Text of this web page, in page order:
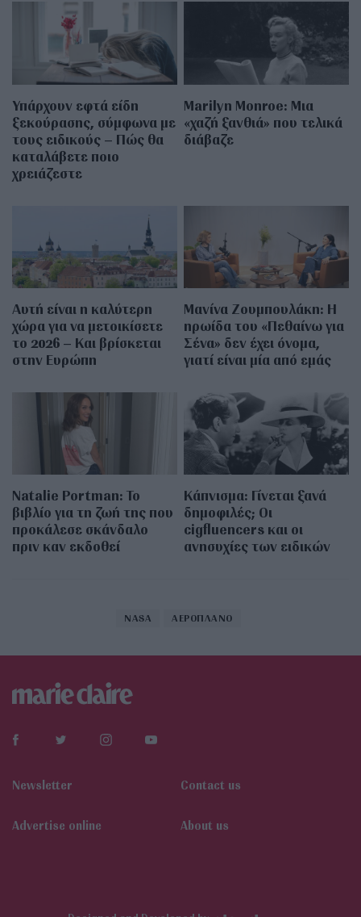
Υπάρχουν εφτά είδη
ξεκούρασης, σύμφωνα με
τους ειδικούς – Πώς θα
καταλάβετε ποιο
χρειάζεστε
Marilyn Monroe: Μια
«χαζή ξανθιά» που τελικά
διάβαζε
Αυτή είναι η καλύτερη
χώρα για να μετοικίσετε
το 2026 – Και βρίσκεται
στην Ευρώπη
Μανίνα Ζουμπουλάκη: H
ηρωίδα του «Πεθαίνω για
Σένα» δεν έχει όνομα,
γιατί είναι μία από εμάς
Natalie Portman: Το
βιβλίο για τη ζωή της που
προκάλεσε σκάνδαλο
πριν καν εκδοθεί
Κάπνισμα: Γίνεται ξανά
δημοφιλές; Οι
cigfluencers και οι
ανησυχίες των ειδικών
NASA ΑΕΡΟΠΛΑΝΟ
Newsletter Contact us
Αdvertise online About us